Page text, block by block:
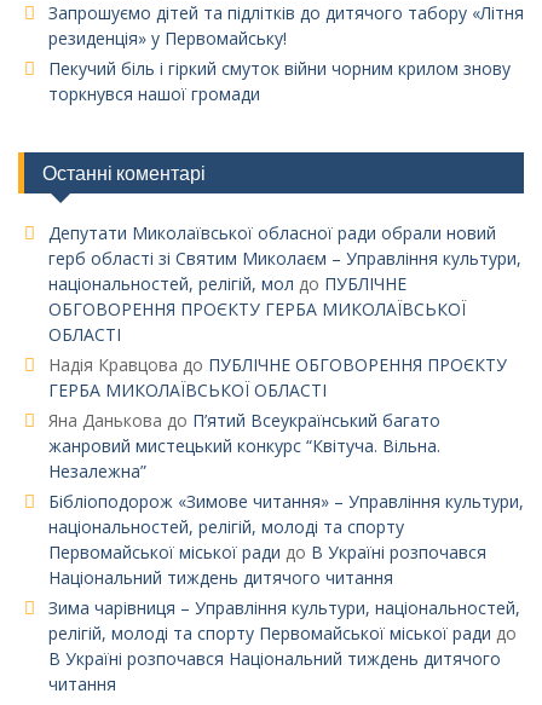
Запрошуємо дітей та підлітків до дитячого табору «Літня
резиденція» у Первомайську!
Пекучий біль і гіркий смуток війни чорним крилом знову
торкнувся нашої громади
Останні коментарі
Депутати Миколаївської обласної ради обрали новий
герб області зі Святим Миколаєм – Управління культури,
національностей, релігій, мол до ПУБЛІЧНЕ
ОБГОВОРЕННЯ ПРОЄКТУ ГЕРБА МИКОЛАЇВСЬКОЇ
ОБЛАСТІ
Надія Кравцова до ПУБЛІЧНЕ ОБГОВОРЕННЯ ПРОЄКТУ
ГЕРБА МИКОЛАЇВСЬКОЇ ОБЛАСТІ
Яна Данькова до П’ятий Всеукраїнський багато
жанровий мистецький конкурс “Квітуча. Вільна.
Незалежна”
Бібліоподорож «Зимове читання» – Управління культури,
національностей, релігій, молоді та спорту
Первомайської міської ради до В Україні розпочався
Національний тиждень дитячого читання
Зима чарівниця – Управління культури, національностей,
релігій, молоді та спорту Первомайської міської ради до
В Україні розпочався Національний тиждень дитячого
читання